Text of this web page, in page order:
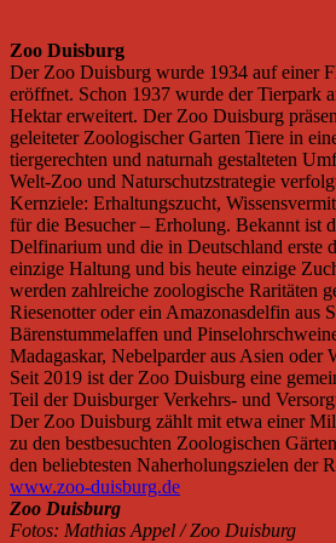
Zoo Duisburg
Der Zoo Duisburg wurde 1934 auf einer
eröffnet. Schon 1937 wurde der Tierpark
Hektar erweitert. Der Zoo Duisburg
geleiteter Zoologischer Garten Tiere in
tiergerechten und naturnah gestalteten
Welt-Zoo und Naturschutzstrategie
Kernziele: Erhaltungszucht,
für die Besucher – Erholung. Bekannt ist
Delfinarium und die in Deutschland erste
einzige Haltung und bis heute einzige
werden zahlreiche zoologische Raritäten
Riesenotter oder ein Amazonasdelfin aus
Bärenstummelaffen und
Madagaskar, Nebelparder aus Asien oder
Seit 2019 ist der Zoo Duisburg eine
Teil der Duisburger Verkehrs- und
Der Zoo Duisburg zählt mit etwa einer
zu den bestbesuchten Zoologischen
den beliebtesten Naherholungszielen der
www.zoo-duisburg.de
Zoo Duisburg
Fotos: Mathias Appel / Zoo Duisburg